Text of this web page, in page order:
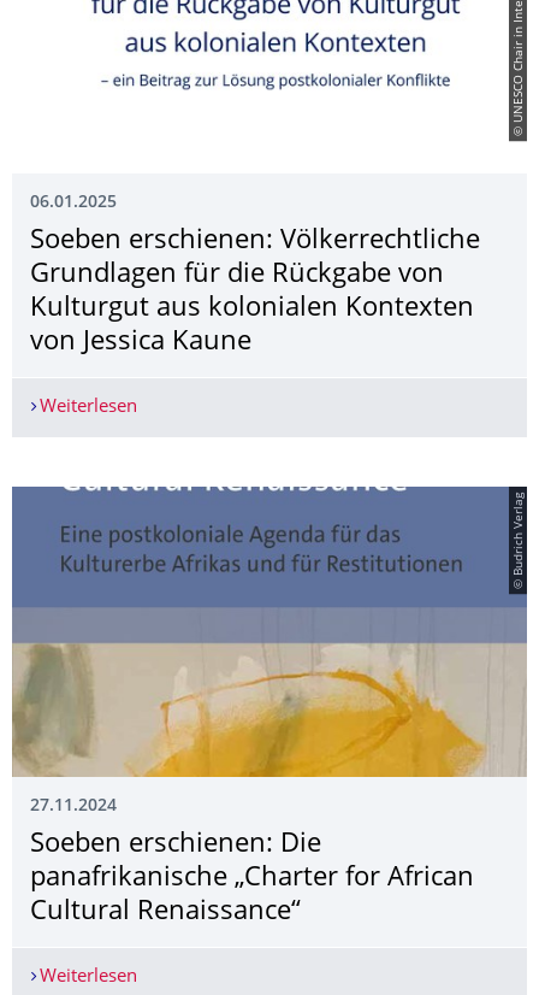
06.01.2025
Soeben erschienen: Völkerrechtliche
Grundlagen für die Rückgabe von
Kulturgut aus kolonialen Kontexten
von Jessica Kaune
Weiterlesen
© Budrich Verlag
27.11.2024
Soeben erschienen: Die
panafrikanische „Charter for African
Cultural Renaissance“
Weiterlesen